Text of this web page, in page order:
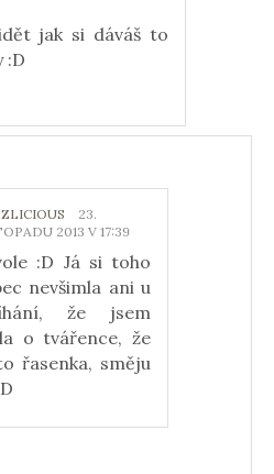
jak si dáváš to
:D
23.
2013 V 17:39
:D Já si toho
nevšimla ani u
že jsem
o tvářence, že
řasenka, směju